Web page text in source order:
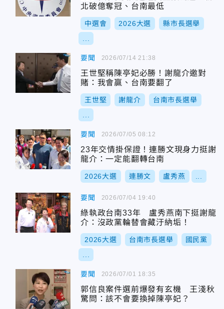
北破億奪冠、台南最低
中選會 2026大選 縣市長選舉
要聞
王世堅稱陳亭妃必勝！謝龍介邀對
賭：我會贏、台南要翻了
王世堅 謝龍介 台南市長選舉
2026/07/14 21:38
要聞
23年交情掛保證！連勝文現身力挺謝
龍介：一定能翻轉台南
2026大選 連勝文 盧秀燕
2026/07/05 08:12
要聞
綠執政台南33年 盧秀燕南下挺謝龍
介：沒政黨輪替會藏汙納垢！
2026大選 台南市長選舉 國民黨
2026/07/04 19:40
要聞
郭信良案件選前爆發有玄機 王淺秋
驚問：該不會要換掉陳亭妃？
2026/07/01 18:35